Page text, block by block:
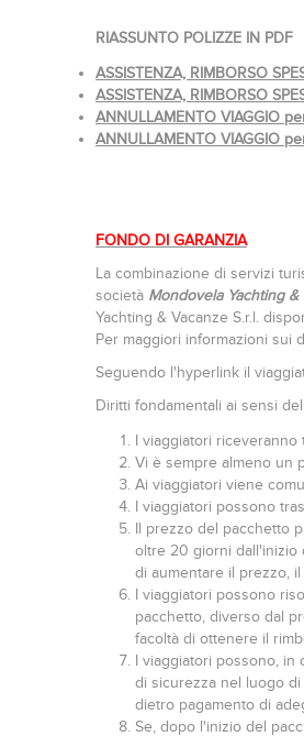
RIASSUNTO POLIZZE IN PDF
ASSISTENZA, RIMBORSO
ASSISTENZA, RIMBORSO
ANNULLAMENTO VIAGGIO
ANNULLAMENTO VIAGGIO
FONDO DI GARANZIA
La combinazione di servizi
società Mondovela Yachting &
Yachting & Vacanze S.r.l.
Per maggiori informazioni sui
Seguendo l'hyperlink il
Diritti fondamentali ai sensi
I viaggiatori
Vi è sempre almeno un
Ai viaggiatori viene
I viaggiatori possono
Il prezzo del pacchetto
oltre 20 giorni dall'inizio
di aumentare il prezzo,
I viaggiatori possono
pacchetto, diverso dal
facoltà di ottenere il
I viaggiatori possono,
di sicurezza nel luogo
dietro pagamento di
Se, dopo l'inizio del